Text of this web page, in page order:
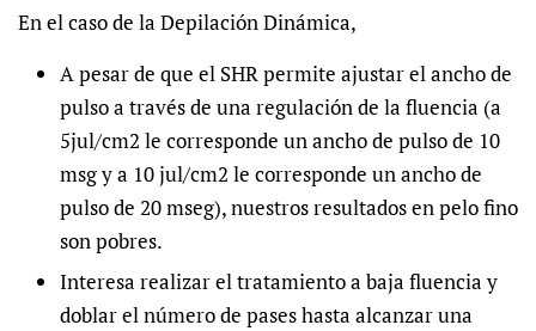
En el caso de la Depilación Dinámica,
A pesar de que el SHR permite ajustar el ancho de
pulso a través de una regulación de la fluencia (a
5jul/cm2 le corresponde un ancho de pulso de 10
msg y a 10 jul/cm2 le corresponde un ancho de
pulso de 20 mseg), nuestros resultados en pelo fino
son pobres.
Interesa realizar el tratamiento a baja fluencia y
doblar el número de pases hasta alcanzar una